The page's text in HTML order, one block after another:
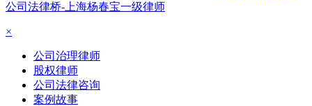
公司法律桥-上海杨春宝一级律师
×
公司治理律师
股权律师
公司法律咨询
案例故事